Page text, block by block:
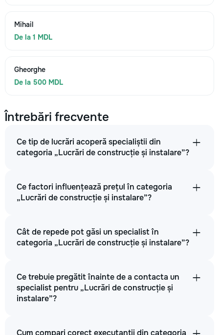
Mihail
De la 1 MDL
Gheorghe
De la 500 MDL
Întrebări frecvente
Ce tip de lucrări acoperă specialiștii din
categoria „Lucrări de construcție și instalare”?
Ce factori influențează prețul în categoria
„Lucrări de construcție și instalare”?
Cât de repede pot găsi un specialist în
categoria „Lucrări de construcție și instalare”?
Ce trebuie pregătit înainte de a contacta un
specialist pentru „Lucrări de construcție și
instalare”?
Cum compari corect executanții din categoria